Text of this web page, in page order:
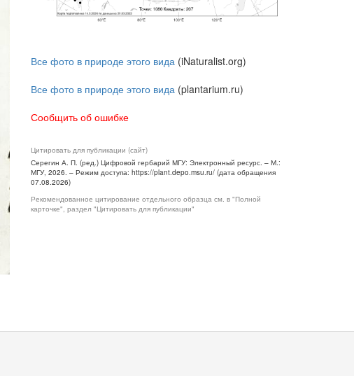
Все фото в природе этого вида (iNaturalist.org)
Все фото в природе этого вида (plantarium.ru)
Сообщить об ошибке
Цитировать для публикации (сайт)
Серегин А. П. (ред.) Цифровой гербарий МГУ: Электронный ресурс. – М.:
МГУ, 2026. – Режим доступа: https://plant.depo.msu.ru/ (дата обращения
07.08.2026)
Рекомендованное цитирование отдельного образца см. в "Полной
карточке", раздел "Цитировать для публикации"